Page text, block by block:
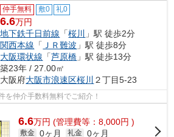
仲手無料 敷0 礼0
6.6万円
地下鉄千日前線 「桜川
」駅 徒歩2分
関西本線 「 ＪＲ難波 」駅 徒歩8分
大阪環状線 「芦原橋 」駅 徒歩13分
築23年 / 27.00㎡
大阪府大阪市浪速区桜川 ２丁目5-23
を仲介手数料無料でご紹介！
6.6万円 (管理費等：8,000円 )
敷金 0ヶ月 礼金 0ヶ月